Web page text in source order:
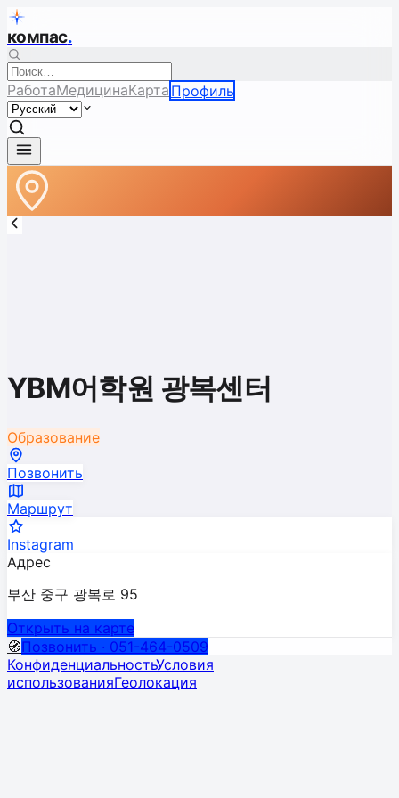
компас.
РаботаМедицинаКарта Профиль
YBM어학원 광복센터
Образование
Позвонить
Маршрут
Instagram
Адрес
부산 중구 광복로 95
Открыть на карте
🧭Позвонить · 051-464-0509
КонфиденциальностьУсловия
использованияГеолокация